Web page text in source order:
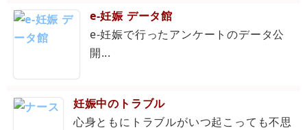
e-妊娠 データ館
e-妊娠で行ったアンケートのデータ公
開...
妊娠中のトラブル
心身ともにトラブルがいつ起こっても不思